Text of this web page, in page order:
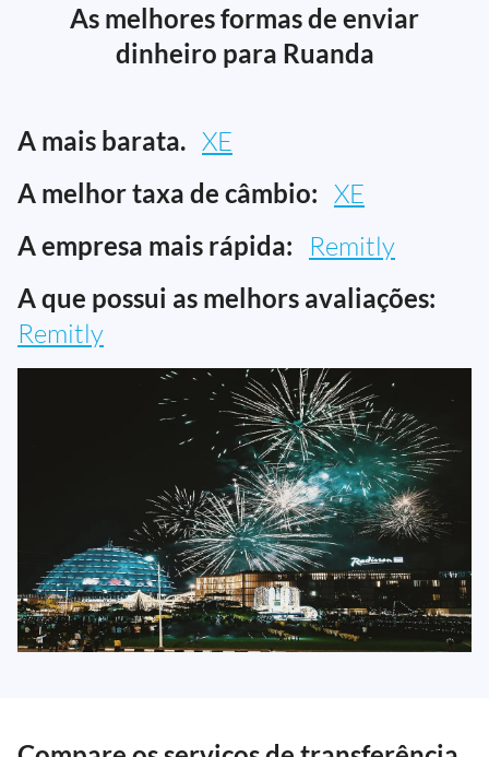
As melhores formas de enviar
dinheiro para Ruanda
A mais barata. XE
A melhor taxa de câmbio: XE
A empresa mais rápida: Remitly
A que possui as melhors avaliações:
Remitly